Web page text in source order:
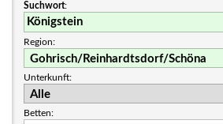
Suchwort:
Region:
Unterkunft:
Betten: